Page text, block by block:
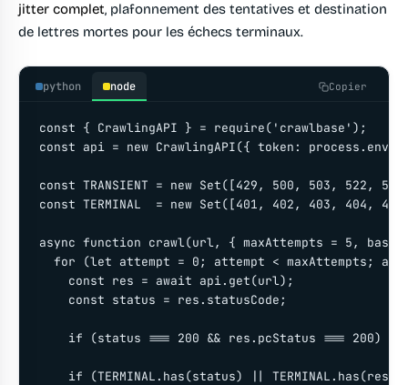
jitter complet, plafonnement des tentatives et destination
de lettres mortes pour les échecs terminaux.
python node Copier
const { CrawlingAPI } = require('crawlbase');
const api = new CrawlingAPI({ token:
const TRANSIENT = new Set([429, 500, 503, 522,
const TERMINAL  = new Set([401, 402, 403, 404,
async function crawl(url, { maxAttempts = 5,
for (let attempt = 0; attempt < maxAttempts;
    const res = await api.get(url);
    const status = res.statusCode;
if (status === 200 && res.pcStatus === 200)
if (TERMINAL.has(status) ||